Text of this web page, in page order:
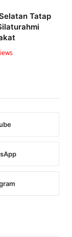
Tatap